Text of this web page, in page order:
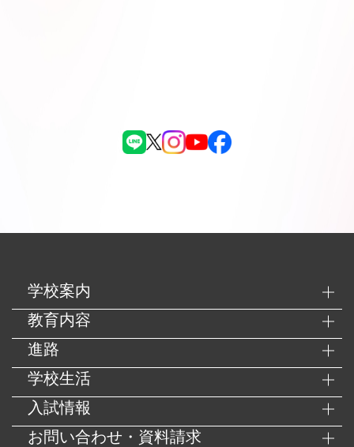
学校案内
教育内容
進路
学校生活
入試情報
お問い合わせ・資料請求